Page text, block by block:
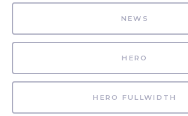
NEWS
HERO
HERO FULLWIDTH